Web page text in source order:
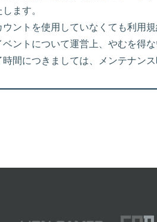
ます。
ントを使用していなくても利用
ベントについて運営上、やむを得
時間につきましては、メンテナン